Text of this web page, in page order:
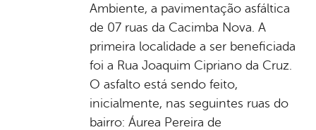
Ambiente, a pavimentação asfáltica
de 07 ruas da Cacimba Nova. A
primeira localidade a ser beneficiada
foi a Rua Joaquim Cipriano da Cruz.
O asfalto está sendo feito,
inicialmente, nas seguintes ruas do
bairro: Áurea Pereira de